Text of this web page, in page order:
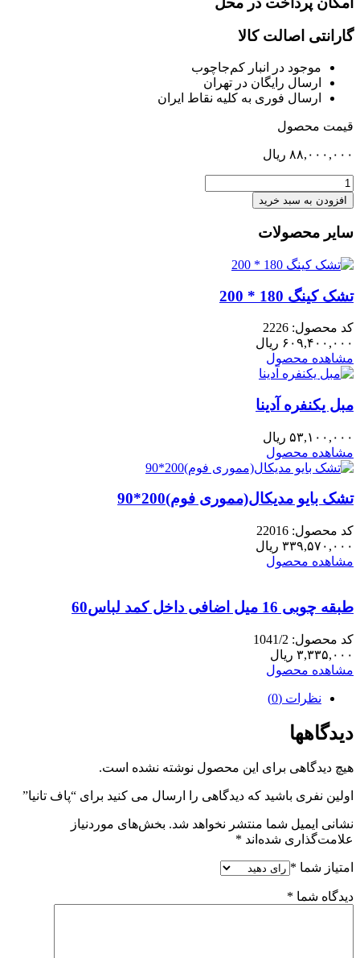
گارانتی اصالت کالا
موجود در انبار کم‌‌جاچوب
ارسال رایگان در تهران
ارسال فوری به کلیه نقاط ایران
قیمت محصول
۸۸,۰۰۰,۰۰۰ ریال
پاف
تانیا
عدد
افزودن به سبد خرید
سایر محصولات
تشک کینگ 180 * 200
کد محصول: 2226
۶۰۹,۴۰۰,۰۰۰ ریال
مشاهده محصول
مبل یکنفره آدینا
۵۳,۱۰۰,۰۰۰ ریال
مشاهده محصول
تشک بایو مدیکال(مموری فوم)200*90
کد محصول: 22016
۳۳۹,۵۷۰,۰۰۰ ریال
مشاهده محصول
طبقه چوبی 16 میل اضافی داخل کمد لباس60
کد محصول: 1041/2
۳,۳۳۵,۰۰۰ ریال
مشاهده محصول
نظرات (0)
دیدگاهها
هیچ دیدگاهی برای این محصول نوشته نشده است.
اولین نفری باشید که دیدگاهی را ارسال می کنید برای “پاف تانیا”
نشانی ایمیل شما منتشر نخواهد شد. بخش‌های موردنیاز
علامت‌گذاری شده‌اند *
امتیاز شما *
دیدگاه شما *